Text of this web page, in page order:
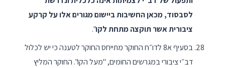
לסבסוד, מכאן החשיבות ביישום מגורים אלו על קרקע
ציבורית אשר תוקצה מתחת לקו".
בסעיף א8 לדו״ח החוקר מתייחס החוקר לטענה כי יש לכלול
דב״י ציבורי במגרשים החומים, "מעל הקו". החוקר המליץ